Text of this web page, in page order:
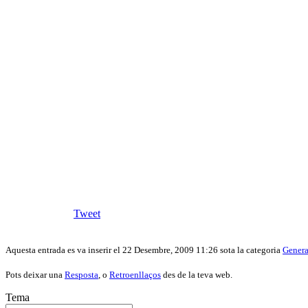
Tweet
Aquesta entrada es va inserir el 22 Desembre, 2009 11:26 sota la categoria
Pots deixar una Resposta , o Retroenllaços des de la teva web.
Tema